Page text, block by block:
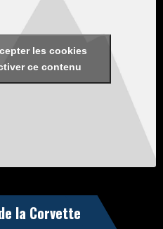
les cookies
ce contenu
la Corvette